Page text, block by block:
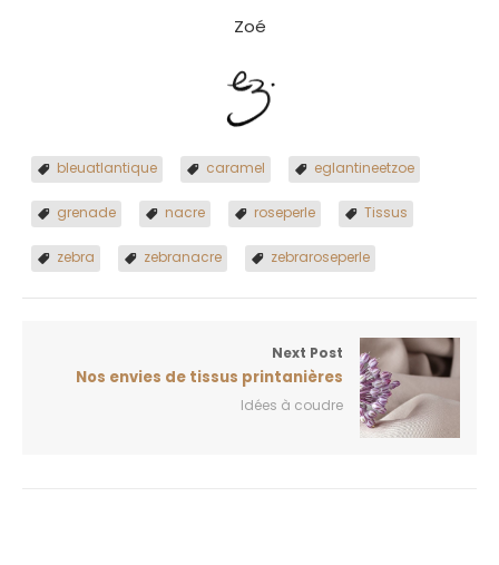
Zoé
bleuatlantique caramel eglantineetzoe
grenade nacre roseperle Tissus
zebra zebranacre zebraroseperle
Next Post
Nos envies de tissus printanières
Idées à coudre